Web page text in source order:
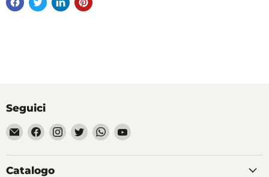
Seguici
Email
Divertilandia.it
Trovaci
su
Facebook
Trovaci
su
Instagram
Trovaci
su
Twitter
Trovaci
su
WhatsApp
Trovaci
YouTube
Catalogo